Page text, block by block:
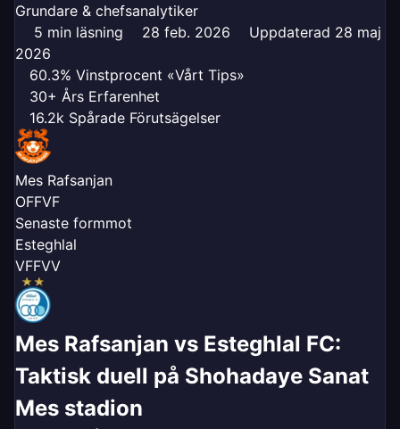
Grundare & chefsanalytiker
5 min läsning
28 feb. 2026
Uppdaterad 28 maj
2026
60.3% Vinstprocent «Vårt Tips»
30+ Års Erfarenhet
16.2k Spårade Förutsägelser
Mes Rafsanjan
OFFVF
Senaste formmot
Esteghlal
VFFVV
Mes Rafsanjan vs Esteghlal FC:
Taktisk duell på Shohadaye Sanat
Mes stadion